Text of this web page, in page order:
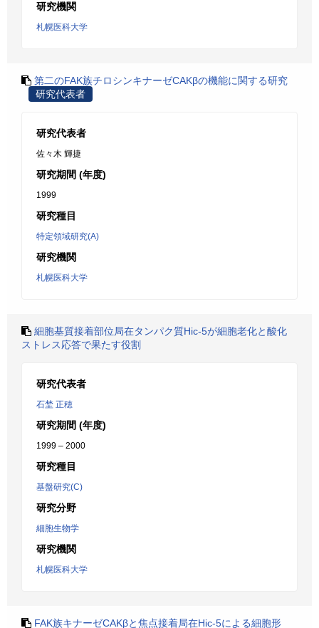
研究機関
札幌医科大学
第二のFAK族チロシンキナーゼCAKβの機能に関する研究
研究代表者
研究代表者
佐々木 輝捷
研究期間 (年度)
1999
研究種目
特定領域研究(A)
研究機関
札幌医科大学
細胞基質接着部位局在タンパク質Hic-5が細胞老化と酸化
ストレス応答で果たす役割
研究代表者
石埜 正穂
研究期間 (年度)
1999 – 2000
研究種目
基盤研究(C)
研究分野
細胞生物学
研究機関
札幌医科大学
FAK族キナーゼCAKβと焦点接着局在Hic-5による細胞形